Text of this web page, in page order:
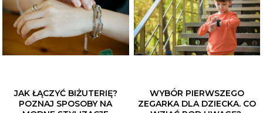
JAK ŁĄCZYĆ BIŻUTERIĘ?
POZNAJ SPOSOBY NA
WYBÓR PIERWSZEGO
ZEGARKA DLA DZIECKA. CO